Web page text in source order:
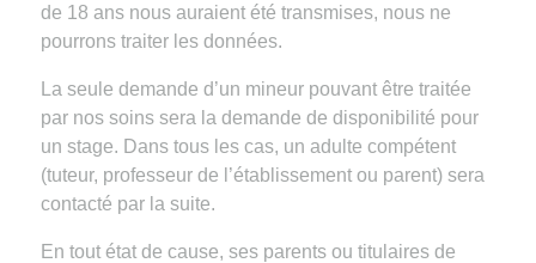
de 18 ans nous auraient été transmises, nous ne
pourrons traiter les données.
La seule demande d’un mineur pouvant être traitée
par nos soins sera la demande de disponibilité pour
un stage. Dans tous les cas, un adulte compétent
(tuteur, professeur de l’établissement ou parent) sera
contacté par la suite.
En tout état de cause, ses parents ou titulaires de